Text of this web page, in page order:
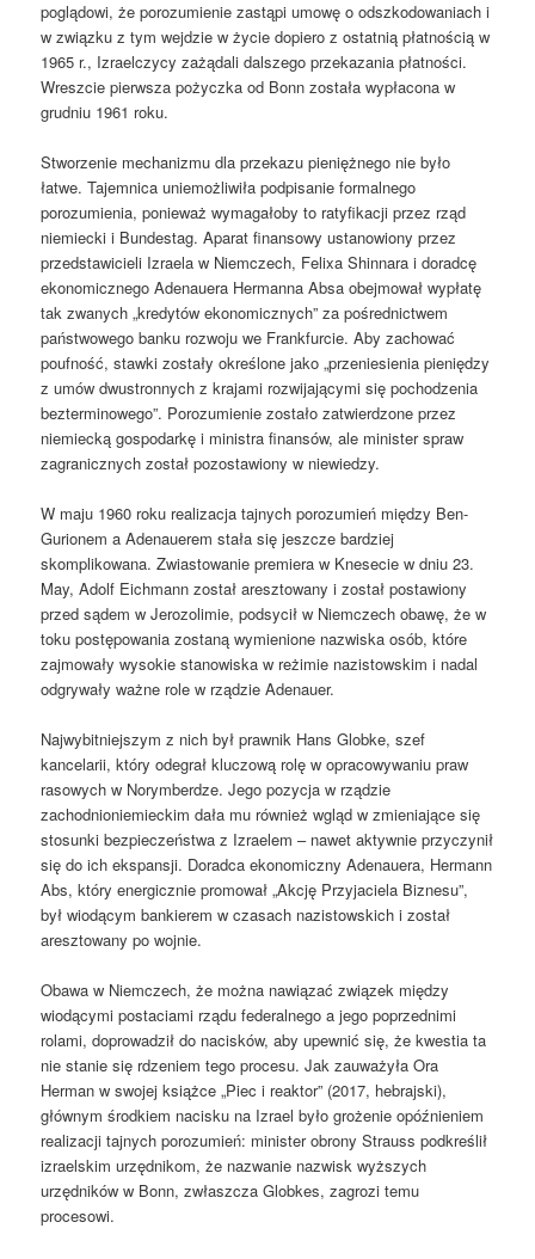
poglądowi, że porozumienie zastąpi umowę o odszkodowaniach i
w związku z tym wejdzie w życie dopiero z ostatnią płatnością w
1965 r., Izraelczycy zażądali dalszego przekazania płatności.
Wreszcie pierwsza pożyczka od Bonn została wypłacona w
grudniu 1961 roku.
Stworzenie mechanizmu dla przekazu pieniężnego nie było
łatwe. Tajemnica uniemożliwiła podpisanie formalnego
porozumienia, ponieważ wymagałoby to ratyfikacji przez rząd
niemiecki i Bundestag. Aparat finansowy ustanowiony przez
przedstawicieli Izraela w Niemczech, Felixa Shinnara i doradcę
ekonomicznego Adenauera Hermanna Absa obejmował wypłatę
tak zwanych „kredytów ekonomicznych” za pośrednictwem
państwowego banku rozwoju we Frankfurcie. Aby zachować
poufność, stawki zostały określone jako „przeniesienia pieniędzy
z umów dwustronnych z krajami rozwijającymi się pochodzenia
bezterminowego”. Porozumienie zostało zatwierdzone przez
niemiecką gospodarkę i ministra finansów, ale minister spraw
zagranicznych został pozostawiony w niewiedzy.
W maju 1960 roku realizacja tajnych porozumień między Ben-
Gurionem a Adenauerem stała się jeszcze bardziej
skomplikowana. Zwiastowanie premiera w Knesecie w dniu 23.
May, Adolf Eichmann został aresztowany i został postawiony
przed sądem w Jerozolimie, podsycił w Niemczech obawę, że w
toku postępowania zostaną wymienione nazwiska osób, które
zajmowały wysokie stanowiska w reżimie nazistowskim i nadal
odgrywały ważne role w rządzie Adenauer.
Najwybitniejszym z nich był prawnik Hans Globke, szef
kancelarii, który odegrał kluczową rolę w opracowywaniu praw
rasowych w Norymberdze. Jego pozycja w rządzie
zachodnioniemieckim dała mu również wgląd w zmieniające się
stosunki bezpieczeństwa z Izraelem – nawet aktywnie przyczynił
się do ich ekspansji. Doradca ekonomiczny Adenauera, Hermann
Abs, który energicznie promował „Akcję Przyjaciela Biznesu”,
był wiodącym bankierem w czasach nazistowskich i został
aresztowany po wojnie.
Obawa w Niemczech, że można nawiązać związek między
wiodącymi postaciami rządu federalnego a jego poprzednimi
rolami, doprowadził do nacisków, aby upewnić się, że kwestia ta
nie stanie się rdzeniem tego procesu. Jak zauważyła Ora
Herman w swojej książce „Piec i reaktor” (2017, hebrajski),
głównym środkiem nacisku na Izrael było grożenie opóźnieniem
realizacji tajnych porozumień: minister obrony Strauss podkreślił
izraelskim urzędnikom, że nazwanie nazwisk wyższych
urzędników w Bonn, zwłaszcza Globkes, zagrozi temu
procesowi.